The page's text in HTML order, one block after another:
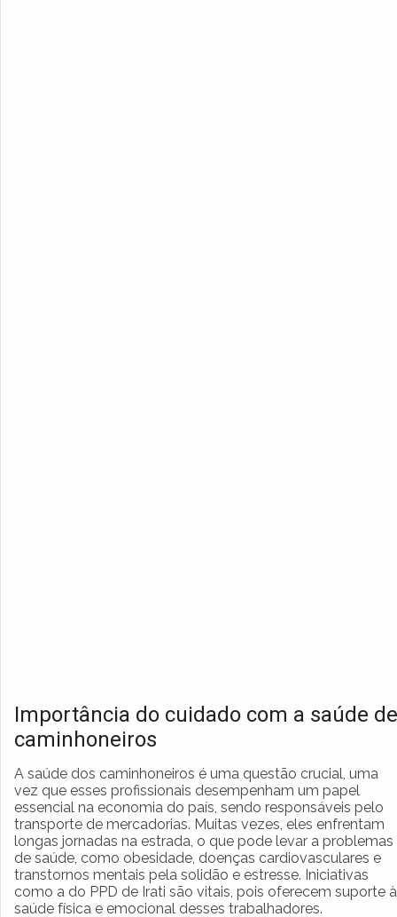
Importância do cuidado com a saúde de
caminhoneiros
A saúde dos caminhoneiros é uma questão crucial, uma
vez que esses profissionais desempenham um papel
essencial na economia do país, sendo responsáveis pelo
transporte de mercadorias. Muitas vezes, eles enfrentam
longas jornadas na estrada, o que pode levar a problemas
de saúde, como obesidade, doenças cardiovasculares e
transtornos mentais pela solidão e estresse. Iniciativas
como a do PPD de Irati são vitais, pois oferecem suporte à
saúde física e emocional desses trabalhadores.